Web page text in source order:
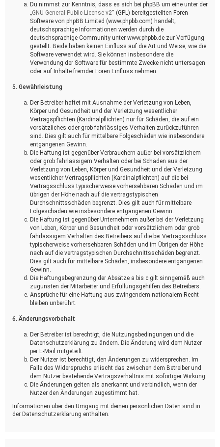
Du nimmst zur Kenntnis, dass es sich bei phpBB um eine unter der
„GNU General Public License v2“ (GPL) bereitgestellten Foren-
Software von phpBB Limited (www.phpbb.com) handelt;
deutschsprachige Informationen werden durch die
deutschsprachige Community unter www.phpbb.de zur Verfügung
gestellt. Beide haben keinen Einfluss auf die Art und Weise, wie die
Software verwendet wird. Sie können insbesondere die
Verwendung der Software für bestimmte Zwecke nicht untersagen
oder auf Inhalte fremder Foren Einfluss nehmen.
5. Gewährleistung
Der Betreiber haftet mit Ausnahme der Verletzung von Leben,
Körper und Gesundheit und der Verletzung wesentlicher
Vertragspflichten (Kardinalpflichten) nur für Schäden, die auf ein
vorsätzliches oder grob fahrlässiges Verhalten zurückzuführen
sind. Dies gilt auch für mittelbare Folgeschäden wie insbesondere
entgangenen Gewinn.
Die Haftung ist gegenüber Verbrauchern außer bei vorsätzlichem
oder grob fahrlässigem Verhalten oder bei Schäden aus der
Verletzung von Leben, Körper und Gesundheit und der Verletzung
wesentlicher Vertragspflichten (Kardinalpflichten) auf die bei
Vertragsschluss typischerweise vorhersehbaren Schäden und im
übrigen der Höhe nach auf die vertragstypischen
Durchschnittsschäden begrenzt. Dies gilt auch für mittelbare
Folgeschäden wie insbesondere entgangenen Gewinn.
Die Haftung ist gegenüber Unternehmern außer bei der Verletzung
von Leben, Körper und Gesundheit oder vorsätzlichem oder grob
fahrlässigem Verhalten des Betreibers auf die bei Vertragsschluss
typischerweise vorhersehbaren Schäden und im Übrigen der Höhe
nach auf die vertragstypischen Durchschnittsschäden begrenzt.
Dies gilt auch für mittelbare Schäden, insbesondere entgangenen
Gewinn.
Die Haftungsbegrenzung der Absätze a bis c gilt sinngemäß auch
zugunsten der Mitarbeiter und Erfüllungsgehilfen des Betreibers.
Ansprüche für eine Haftung aus zwingendem nationalem Recht
bleiben unberührt.
6. Änderungsvorbehalt
Der Betreiber ist berechtigt, die Nutzungsbedingungen und die
Datenschutzerklärung zu ändern. Die Änderung wird dem Nutzer
per E-Mail mitgeteilt.
Der Nutzer ist berechtigt, den Änderungen zu widersprechen. Im
Falle des Widerspruchs erlischt das zwischen dem Betreiber und
dem Nutzer bestehende Vertragsverhältnis mit sofortiger Wirkung.
Die Änderungen gelten als anerkannt und verbindlich, wenn der
Nutzer den Änderungen zugestimmt hat.
Informationen über den Umgang mit deinen persönlichen Daten sind in
der Datenschutzerklärung enthalten.